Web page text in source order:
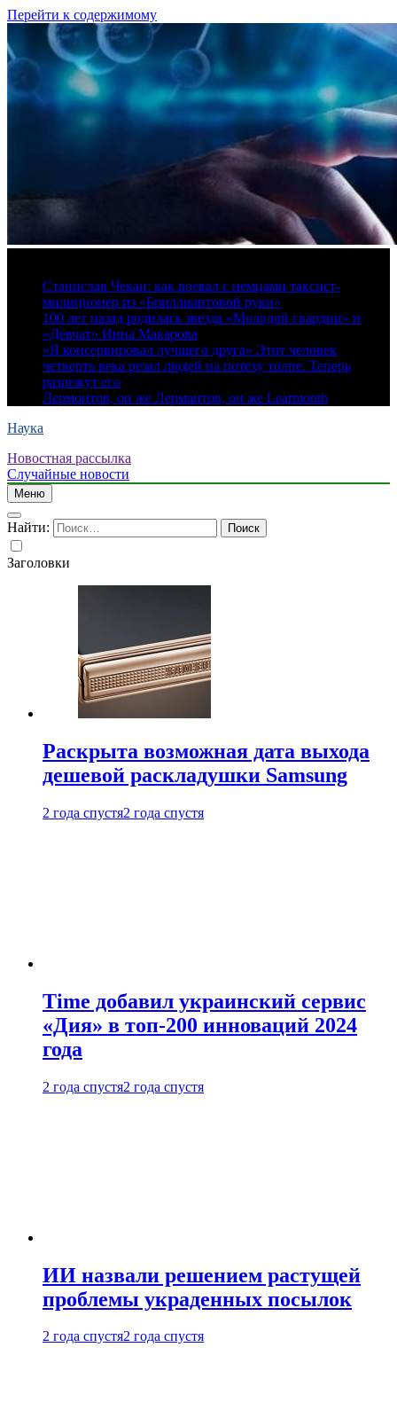
Перейти к содержимому
Станислав Чекан: как воевал с немцами таксист-
милиционер из «Бриллиантовой руки»
100 лет назад родилась звезда «Молодой гвардии» и
«Девчат» Инна Макарова
«Я консервировал лучшего друга» Этот человек
четверть века резал людей на потеху толпе. Теперь
разрежут его
Лермонтов, он же Лермантов, он же Learmonth
Наука
Новостная рассылка
Случайные новости
Меню
Найти:
Заголовки
Раскрыта возможная дата выхода
дешевой раскладушки Samsung
2 года спустя2 года спустя
Time добавил украинский сервис
«Дия» в топ-200 инноваций 2024
года
2 года спустя2 года спустя
ИИ назвали решением растущей
проблемы украденных посылок
2 года спустя2 года спустя